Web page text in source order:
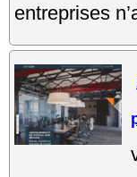
entreprises